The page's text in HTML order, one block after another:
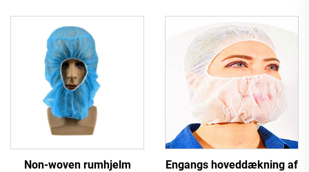
Non-woven rumhjelm
Engangs hoveddækning af